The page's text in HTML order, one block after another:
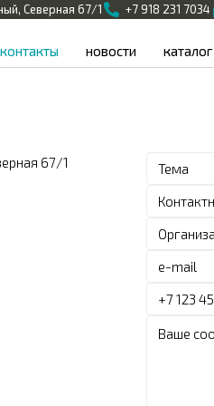
Северная 67/1 +7 918 231 7034
контакты новости каталог
67/1